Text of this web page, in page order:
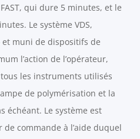
qui dure 5 minutes, et le
Le système VDS,
et muni de dispositifs de
l’action de l’opérateur,
les instruments utilisés
de polymérisation et la
échéant. Le système est
commande à l’aide duquel